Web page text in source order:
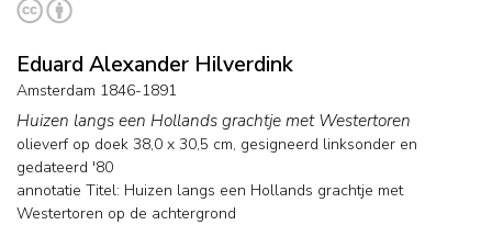
Eduard Alexander Hilverdink
Amsterdam 1846-1891
Huizen langs een Hollands grachtje met Westertoren
olieverf op doek 38,0 x 30,5 cm, gesigneerd linksonder en
gedateerd '80
annotatie Titel: Huizen langs een Hollands grachtje met
Westertoren op de achtergrond